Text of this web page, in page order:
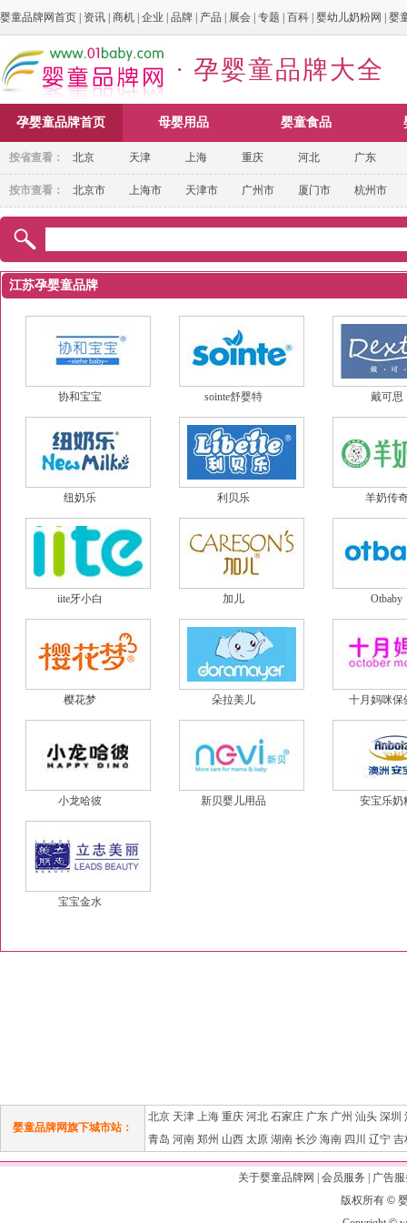
婴童品牌网首页 资讯 商机 企业 品牌 产品 展会 专题 百科 婴幼儿奶粉网 婴
· 孕婴童品牌大全
孕婴童品牌首页 母婴用品 婴童食品
北京 天津 上海 重庆 河北 广东
按省查看：
北京市 上海市 天津市 广州市 厦门市 杭州市
按市查看：
江苏孕婴童品牌
协和宝宝 sointe舒婴特 戴可思
纽奶乐 利贝乐 羊奶传
iite牙小白 加儿 Otbaby
樱花梦 朵拉美儿 十月妈咪保
小龙哈彼 新贝婴儿用品 安宝乐奶
宝宝金水
婴童品牌网旗下城市站：
北京 天津 上海 重庆 河北 石家庄 广东 广州 汕头 深圳
青岛 河南 郑州 山西 太原 湖南 长沙 海南 四川 辽宁 吉
关于婴童品牌网 会员服务
广告
版权所有 ©